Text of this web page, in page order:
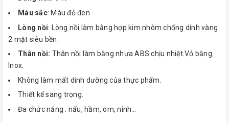
Màu sắc: Màu đỏ đen
Lòng nồi: Lòng nồi làm bằng hợp kim nhôm chống dính vàng
2 mặt siêu bền.
Thân nồi: Thân nồi làm bằng nhựa ABS chịu nhiệt.Vỏ bằng
Inox.
Không làm mất dinh dưỡng của thực phẩm.
Thiết kế sang trọng.
Đa chức năng : nấu, hầm, om, ninh…